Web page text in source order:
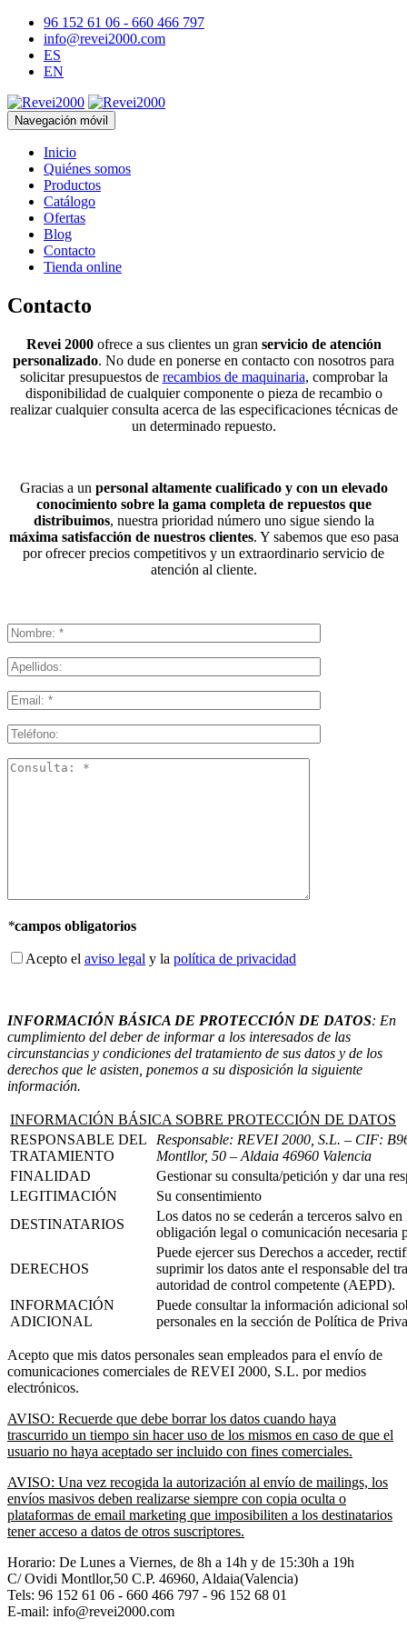
96 152 61 06 - 660 466 797
info@revei2000.com
ES
EN
Navegación móvil
Inicio
Quiénes somos
Productos
Catálogo
Ofertas
Blog
Contacto
Tienda online
Contacto
Revei 2000ofrece a sus clientes un gran servicio de atención
personalizado. No dude en ponerse en contacto con nosotros para
solicitar presupuestos de recambios de maquinaria, comprobar la
disponibilidad de cualquier componente o pieza de recambio o
realizar cualquier consulta acerca de las especificaciones técnicas de
un determinado repuesto.
Gracias a un personal altamente cualificado y con un elevado
conocimiento sobre la gama completa de repuestos que
distribuimos, nuestra prioridad número uno sigue siendo la
máxima satisfacción de nuestros clientes. Y sabemos que eso pasa
por ofrecer precios competitivos y un extraordinario servicio de
atención al cliente.
*campos obligatorios
Acepto el aviso legal y la política de privacidad
INFORMACIÓN BÁSICA DE PROTECCIÓN DE DATOS: En
cumplimiento del deber de informar a los interesados de las
circunstancias y condiciones del tratamiento de sus datos y de los
derechos que le asisten, ponemos a su disposición la siguiente
información.
INFORMACIÓN BÁSICA SOBRE PROTECCIÓN DE DATOS
RESPONSABLE DEL
TRATAMIENTO
Responsable: REVEI 2000, S.L. – CIF:
Montllor, 50 – Aldaia 46960 Valencia
FINALIDAD
Gestionar su consulta/petición y dar una
LEGITIMACIÓN
Su consentimiento
DESTINATARIOS
Los datos no se cederán a terceros salvo
obligación legal o comunicación necesaria
DERECHOS
Puede ejercer sus Derechos a acceder,
suprimir los datos ante el responsable del
autoridad de control competente (AEPD).
INFORMACIÓN
ADICIONAL
Puede consultar la información adicional
personales en la sección de Política de
Acepto que mis datos personales sean empleados para el envío de
comunicaciones comerciales de REVEI 2000, S.L. por medios
electrónicos.
AVISO: Recuerde que debe borrar los datos cuando haya
trascurrido un tiempo sin hacer uso de los mismos en caso de que el
usuario no haya aceptado ser incluido con fines comerciales.
AVISO: Una vez recogida la autorización al envío de mailings, los
envíos masivos deben realizarse siempre con copia oculta o
plataformas de email marketing que imposibiliten a los destinatarios
tener acceso a datos de otros suscriptores.
Horario: De Lunes a Viernes, de 8h a 14h y de 15:30h a 19h
C/ Ovidi Montllor,50 C.P. 46960, Aldaia(Valencia)
Tels: 96 152 61 06 - 660 466 797 - 96 152 68 01
E-mail: info@revei2000.com